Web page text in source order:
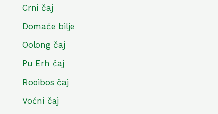
Crni čaj
Domaće bilje
Oolong čaj
Pu Erh čaj
Rooibos čaj
Voćni čaj